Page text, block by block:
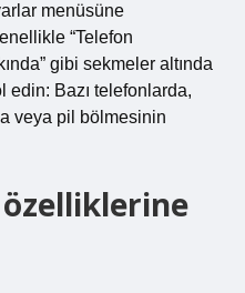
menüsüne
“Telefon
gibi sekmeler altında
edin: Bazı telefonlarda,
veya pil bölmesinin